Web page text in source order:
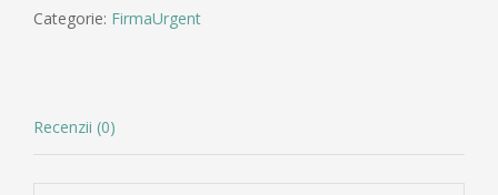
(3,
Categorie: FirmaUrgent
Recenzii (0)